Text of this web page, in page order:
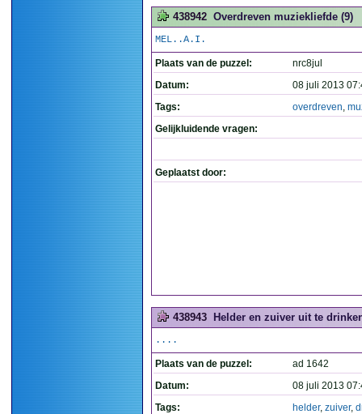
438942 Overdreven muziekliefde (9)
MEL..A.I.
Plaats van de puzzel:
nrc8jul
Datum:
08 juli 2013
Tags:
overdreven,
Gelijkluidende vragen:
Geplaatst door:
438943 Helder en zuiver uit te
....
Plaats van de puzzel:
ad 1642
Datum:
08 juli 2013
Tags:
helder, zuiver,